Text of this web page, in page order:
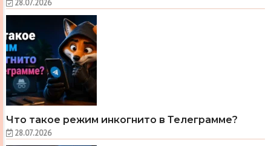
28.07.2026
Что такое режим инкогнито в Телеграмме?
28.07.2026